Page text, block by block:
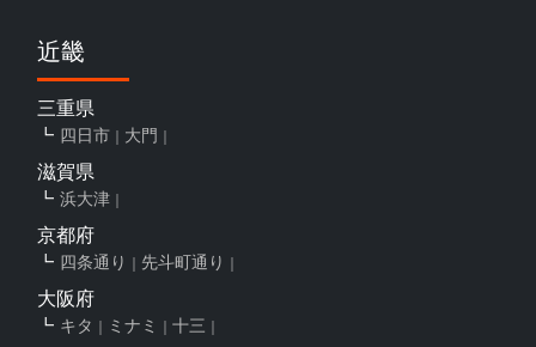
近畿
三重県
四日市 大門
滋賀県
浜大津
京都府
四条通り 先斗町通り
大阪府
キタ ミナミ 十三